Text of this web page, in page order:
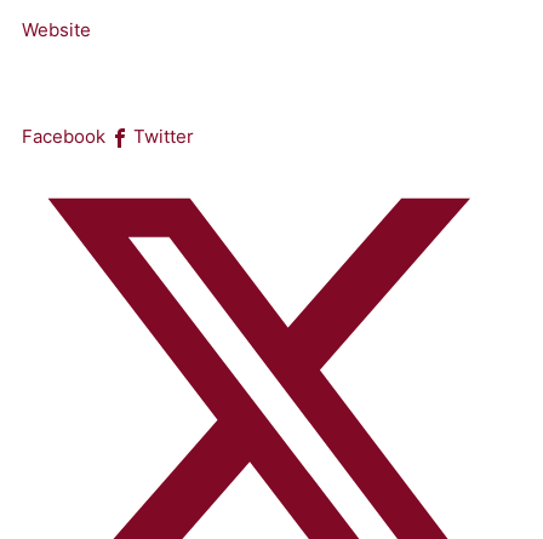
Website
Facebook Twitter